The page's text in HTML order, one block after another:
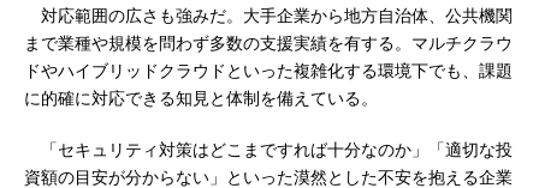
対応範囲の広さも強みだ。大手企業から地方自治体、公共機関
まで業種や規模を問わず多数の支援実績を有する。マルチクラウ
ドやハイブリッドクラウドといった複雑化する環境下でも、課題
に的確に対応できる知見と体制を備えている。
「セキュリティ対策はどこまですれば十分なのか」「適切な投
資額の目安が分からない」といった漠然とした不安を抱える企業